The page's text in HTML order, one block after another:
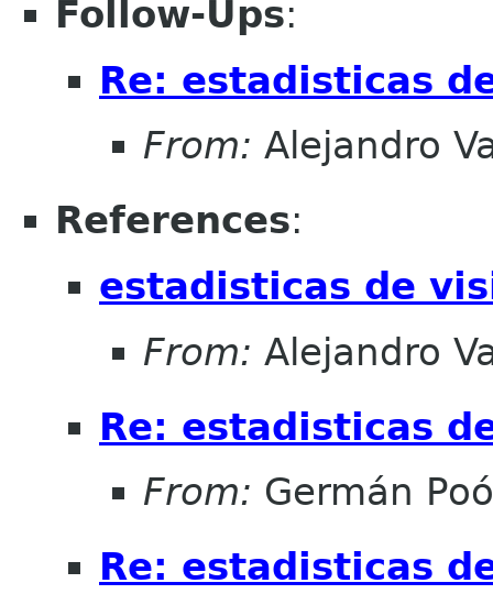
Follow-Ups:
Re: estadisticas
From: Alejandro
References:
estadisticas de
From: Alejandro
Re: estadisticas
From: Germán
Re: estadisticas